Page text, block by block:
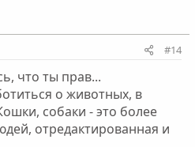
#14
что ты прав...
о животных, в
собаки - это более
отредактированная и